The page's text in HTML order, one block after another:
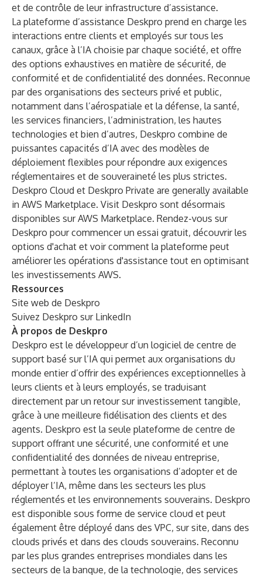
et de contrôle de leur infrastructure d’assistance.
La plateforme d’assistance Deskpro prend en charge les
interactions entre clients et employés sur tous les
canaux, grâce à l’IA choisie par chaque société, et offre
des options exhaustives en matière de sécurité, de
conformité et de confidentialité des données. Reconnue
par des organisations des secteurs privé et public,
notamment dans l’aérospatiale et la défense, la santé,
les services financiers, l’administration, les hautes
technologies et bien d’autres, Deskpro combine de
puissantes capacités d’IA avec des modèles de
déploiement flexibles pour répondre aux exigences
réglementaires et de souveraineté les plus strictes.
Deskpro Cloud et Deskpro Private are generally available
in AWS Marketplace. Visit Deskpro sont désormais
disponibles sur AWS Marketplace. Rendez-vous sur
Deskpro pour commencer un essai gratuit, découvrir les
options d'achat et voir comment la plateforme peut
améliorer les opérations d'assistance tout en optimisant
les investissements AWS.
Ressources
Site web de Deskpro
Suivez Deskpro sur LinkedIn
À propos de Deskpro
Deskpro est le développeur d’un logiciel de centre de
support basé sur l’IA qui permet aux organisations du
monde entier d’offrir des expériences exceptionnelles à
leurs clients et à leurs employés, se traduisant
directement par un retour sur investissement tangible,
grâce à une meilleure fidélisation des clients et des
agents. Deskpro est la seule plateforme de centre de
support offrant une sécurité, une conformité et une
confidentialité des données de niveau entreprise,
permettant à toutes les organisations d’adopter et de
déployer l’IA, même dans les secteurs les plus
réglementés et les environnements souverains. Deskpro
est disponible sous forme de service cloud et peut
également être déployé dans des VPC, sur site, dans des
clouds privés et dans des clouds souverains. Reconnu
par les plus grandes entreprises mondiales dans les
secteurs de la banque, de la technologie, des services